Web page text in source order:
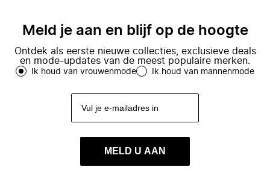
Meld je aan en blijf op de hoogte
Ontdek als eerste nieuwe collecties, exclusieve deals
en mode-updates van de meest populaire merken.
Ik houd van vrouwenmode Ik houd van mannenmode
MELD U AAN